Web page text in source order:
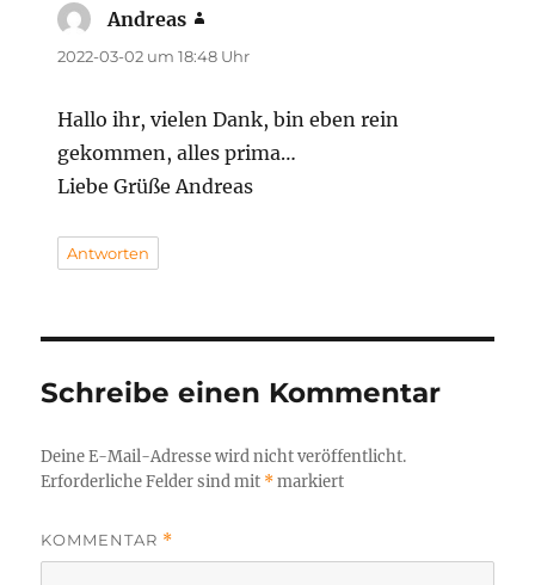
Andreas
2022-03-02 um 18:48 Uhr
Hallo ihr, vielen Dank, bin eben rein
gekommen, alles prima…
Liebe Grüße Andreas
Antworten
Schreibe einen Kommentar
Deine E-Mail-Adresse wird nicht veröffentlicht.
Erforderliche Felder sind mit *markiert
KOMMENTAR *